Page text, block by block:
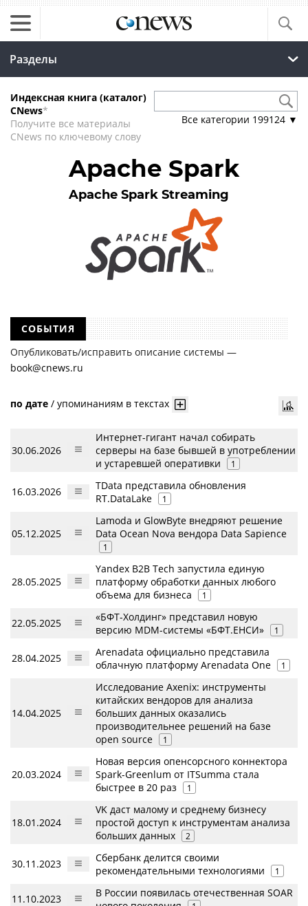
Разделы
Индексная книга (каталог)
CNews*
Получите все материалы
CNews по ключевому слову
Все категории 199124 ▼
Apache Spark
Apache Spark Streaming
СОБЫТИЯ
Опубликовать/исправить описание системы —
book@cnews.ru
по дате / упоминаниям в текстах
30.06.2026
Интернет-гигант начал собирать
серверы на базе бывшей в употреблении
и устаревшей оперативки
1
16.03.2026
TData представила обновления
RT.DataLake
1
05.12.2025
Lamoda и GlowByte внедряют решение
Data Ocean Nova вендора Data Sapience
1
28.05.2025
Yandex B2B Tech запустила единую
платформу обработки данных любого
объема для бизнеса
1
22.05.2025
«БФТ-Холдинг» представил новую
версию MDM-системы «БФТ.ЕНСИ»
1
28.04.2025
Arenadata официально представила
облачную платформу Arenadata One
1
14.04.2025
Исследование Axenix: инструменты
китайских вендоров для анализа
больших данных оказались
производительнее решений на базе
open source
1
20.03.2024
Новая версия опенсорсного коннектора
Spark-Greenlum от ITSumma стала
быстрее в 20 раз
1
18.01.2024
VK даст малому и среднему бизнесу
простой доступ к инструментам анализа
больших данных
2
30.11.2023
Сбербанк делится своими
рекомендательными технологиями
1
11.10.2023
В России появилась отечественная SOAR